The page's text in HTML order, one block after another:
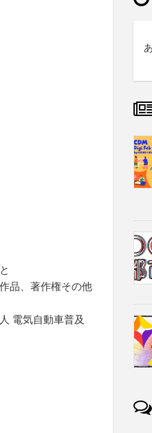
品、著作権その他
電気自動車普及